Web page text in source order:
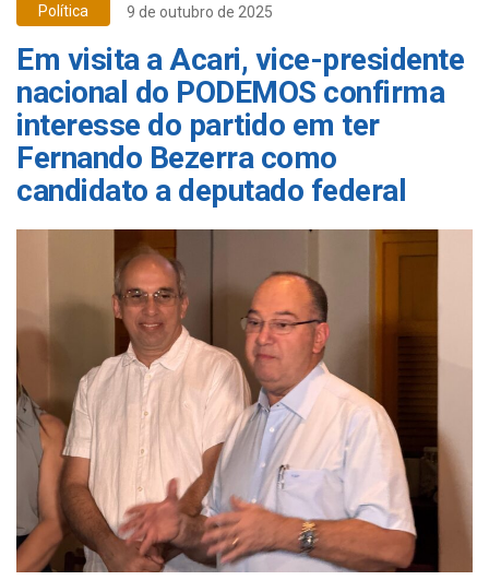
Política 9 de outubro de 2025
Em visita a Acari, vice-presidente
nacional do PODEMOS confirma
interesse do partido em ter
Fernando Bezerra como
candidato a deputado federal